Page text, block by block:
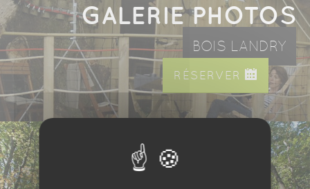
RÉSERVER
GALERIE PHOTOS
BOIS LANDRY